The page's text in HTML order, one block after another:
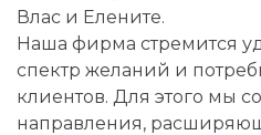
Влас и Елените.
Наша фирма стремится
спектр желаний и
клиентов. Для этого мы
направления,